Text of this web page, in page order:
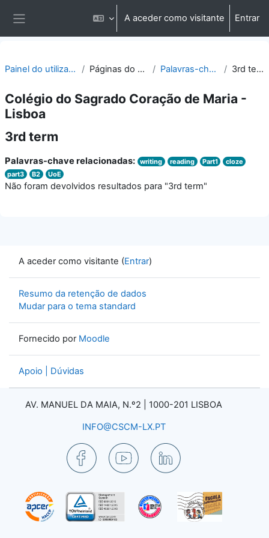
A aceder como visitante Entrar
Painel do utilizador Páginas do site Palavras-chave 3rd term
Colégio do Sagrado Coração de Maria -
Lisboa
3rd term
Palavras-chave relacionadas: writing reading Part1
cloze
part3
B2 UoE
Não foram devolvidos resultados para "3rd term"
A aceder como visitante (Entrar)
Resumo da retenção de dados
Mudar para o tema standard
Fornecido por Moodle
Apoio | Dúvidas
AV. MANUEL DA MAIA, N.º2 | 1000-201 LISBOA
INFO@CSCM-LX.PT